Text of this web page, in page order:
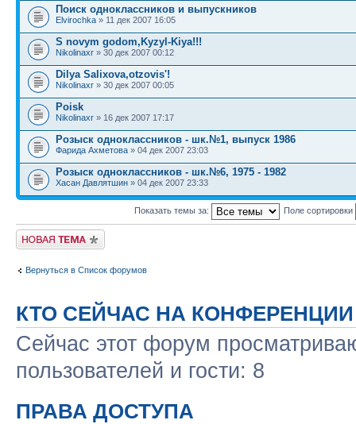
Поиск одноклассников и выпускников
Elvirochka » 11 дек 2007 16:05
S novym godom,Kyzyl-Kiya!!!
Nikolinaxr » 30 дек 2007 00:12
Dilya Salixova,otzovis'!
Nikolinaxr » 30 дек 2007 00:05
Poisk
Nikolinaxr » 16 дек 2007 17:17
Розыск одноклассников - шк.№1, выпуск 1986
Фарида Ахметова » 04 дек 2007 23:03
Розыск одноклассников - шк.№6, 1975 - 1982
Хасан Давлятшин » 04 дек 2007 23:33
Показать темы за: Поле сортировки
Новая тема
Вернуться в Список форумов
КТО СЕЙЧАС НА КОНФЕРЕНЦИИ
Сейчас этот форум
пользователей и гости: 8
ПРАВА ДОСТУПА